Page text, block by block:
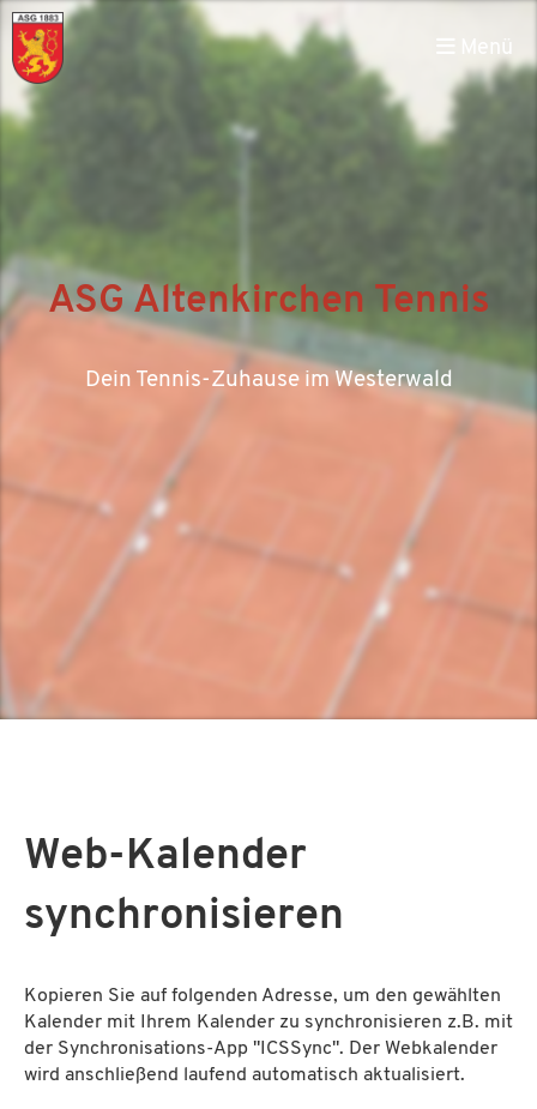
Menü
ASG Altenkirchen Tennis
Dein Tennis-Zuhause im Westerwald
Web-Kalender
synchronisieren
Kopieren Sie auf folgenden Adresse, um den gewählten
Kalender mit Ihrem Kalender zu synchronisieren z.B. mit
der Synchronisations-App "ICSSync". Der Webkalender
wird anschließend laufend automatisch aktualisiert.